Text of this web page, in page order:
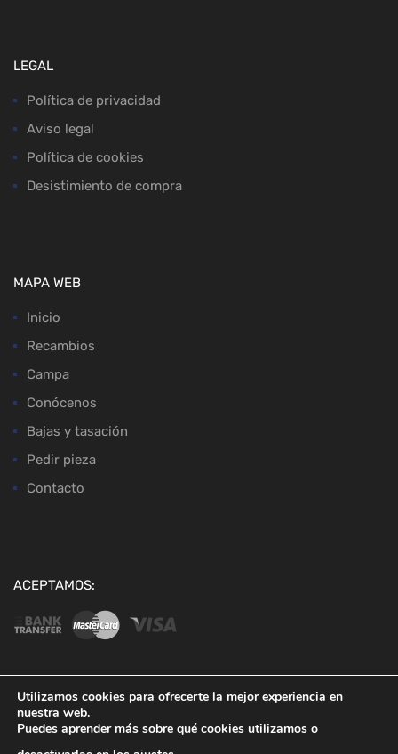
LEGAL
Política de privacidad
Aviso legal
Política de cookies
Desistimiento de compra
MAPA WEB
Inicio
Recambios
Campa
Conócenos
Bajas y tasación
Pedir pieza
Contacto
ACEPTAMOS:
Utilizamos cookies para ofrecerte la mejor experiencia en
nuestra web.
Puedes aprender más sobre qué cookies utilizamos o